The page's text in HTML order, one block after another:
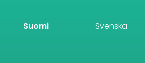
Suomi Svenska